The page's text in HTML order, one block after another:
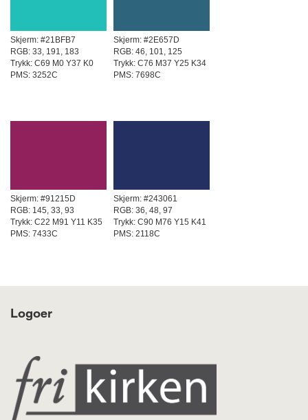
Skjerm: #21BFB7
RGB: 33, 191, 183
Trykk: C69 M0 Y37 K0
PMS: 3252C
Skjerm: #2E657D
RGB: 46, 101, 125
Trykk: C76 M37 Y25 K34
PMS: 7698C
Skjerm: #91215D
RGB: 145, 33, 93
Trykk: C22 M91 Y11 K35
PMS: 7433C
Skjerm: #243061
RGB: 36, 48, 97
Trykk: C90 M76 Y15 K41
PMS: 2118C
Logoer